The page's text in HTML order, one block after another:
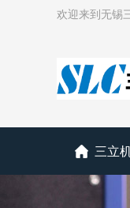
欢迎来到无锡
三立